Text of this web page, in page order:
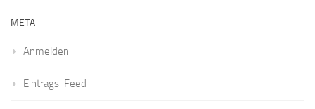
META
Anmelden
Eintrags-Feed